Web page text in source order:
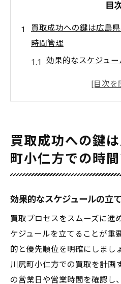
目
買取成功への鍵は広島
時間管理
効果的なスケジュ
不要な時間ロスを避
時間管理がもたら
買取体験を向上させ
で実現する方法
買取時に考慮すべ
オンライン査定を
査定から引き渡し
地元のサービスを
タイムリーなコミ
買取成功への鍵
町小仁方での時
効果的なスケジュールの立
買取プロセスをスムーズに進
ケジュールを立てることが重
的と優先順位を明確にしまし
川尻町小仁方での買取を計画
の営業日や営業時間を確認し